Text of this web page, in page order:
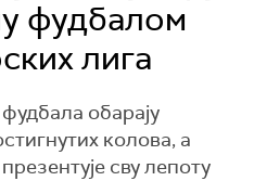
фудбалом
лига
обарају
колова, а
сву лепоту